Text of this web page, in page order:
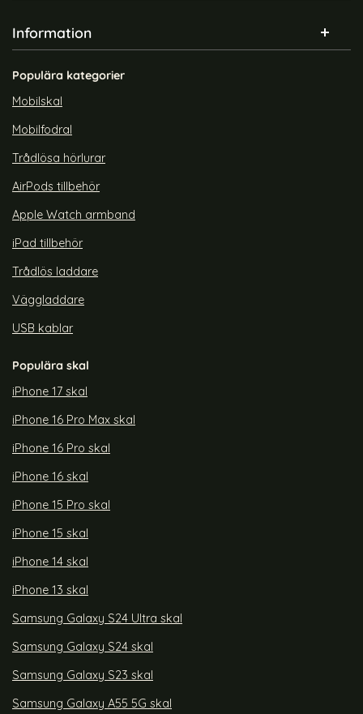
Samsung Galaxy A21s -
Plånboksfodral I Äkta Läder -
rea pris
89 krtidigare pris
Samsung Galaxy A21s -
Plånboksfodral I Äkta Läder -
Information
Populära kategorier
Mobilskal
Mobilfodral
Trådlösa hörlurar
AirPods tillbehör
Apple Watch armband
iPad tillbehör
Trådlös laddare
Väggladdare
USB kablar
Populära skal
iPhone 17 skal
iPhone 16 Pro Max skal
iPhone 16 Pro skal
iPhone 16 skal
iPhone 15 Pro skal
iPhone 15 skal
iPhone 14 skal
iPhone 13 skal
Samsung Galaxy S24 Ultra skal
Samsung Galaxy S24 skal
Samsung Galaxy S23 skal
Samsung Galaxy A55 5G skal